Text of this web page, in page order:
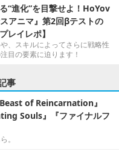
“進化”を目撃せよ！HoYov
アニマ』第2回βテストの
レイレポ】
、スキルによってさらに戦略性
目の要素に迫ります！
事
of Reincarnation』
Souls』『ファイナルフ
。